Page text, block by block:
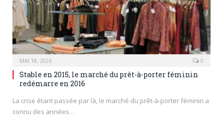
MAI 18, 2026 0
Stable en 2015, le marché du prêt-à-porter féminin
redémarre en 2016
La crise étant passée par là, le marché du prêt-à-porter féminin a
connu des années…